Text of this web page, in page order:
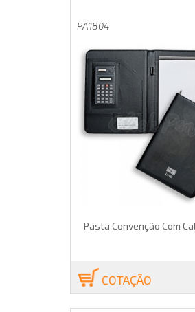
PA1804
Pasta Convenção Com
COTAÇÃO